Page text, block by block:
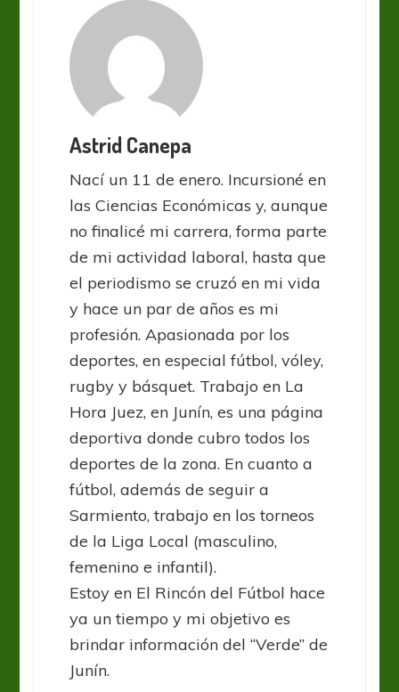
Astrid Canepa
Nací un 11 de enero. Incursioné en
las Ciencias Económicas y, aunque
no finalicé mi carrera, forma parte
de mi actividad laboral, hasta que
el periodismo se cruzó en mi vida
y hace un par de años es mi
profesión. Apasionada por los
deportes, en especial fútbol, vóley,
rugby y básquet. Trabajo en La
Hora Juez, en Junín, es una página
deportiva donde cubro todos los
deportes de la zona. En cuanto a
fútbol, además de seguir a
Sarmiento, trabajo en los torneos
de la Liga Local (masculino,
femenino e infantil).
Estoy en El Rincón del Fútbol hace
ya un tiempo y mi objetivo es
brindar información del “Verde” de
Junín.